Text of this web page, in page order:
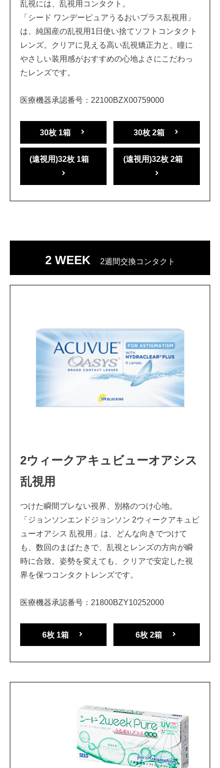
乱視には、乱視用コンタクト。
「シード ワンデーピュアうるおいプラス乱視用」
は、純国産の乱視用1日使い捨てソフトコンタクト
レンズ。クリアに見える高い乱視矯正力と、瞳に
やさしい装用感がおすすめの心地よさにこだわっ
たレンズです。
医療機器承認番号：22100BZX00759000
30枚 1箱 30枚 2箱
(遠視用)32枚 1箱 (遠視用)32枚 2箱
2 WEEK 2週間交換コンタクト
2ウィークアキュビューオアシス
乱視用
つけた瞬間ブレない視界、別格のつけ心地。
「ジョンソンエンドジョンソン 2ウィークアキュビ
ューオアシス 乱視用」は、どんな向きでつけて
も、数回のまばたきで、乱視とレンズの方向が瞬
時に合致。姿勢を変えても、クリアで安定した視
界を保つコンタクトレンズです。
医療機器承認番号：21800BZY10252000
6枚 1箱 6枚 2箱